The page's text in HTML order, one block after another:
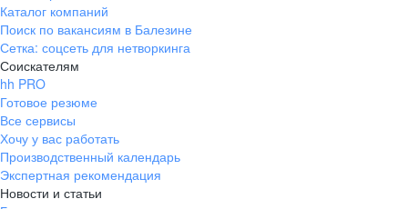
Каталог компаний
Поиск по вакансиям в Балезине
Сетка: соцсеть для нетворкинга
Соискателям
hh PRO
Готовое резюме
Все сервисы
Хочу у вас работать
Производственный календарь
Экспертная рекомендация
Новости и статьи